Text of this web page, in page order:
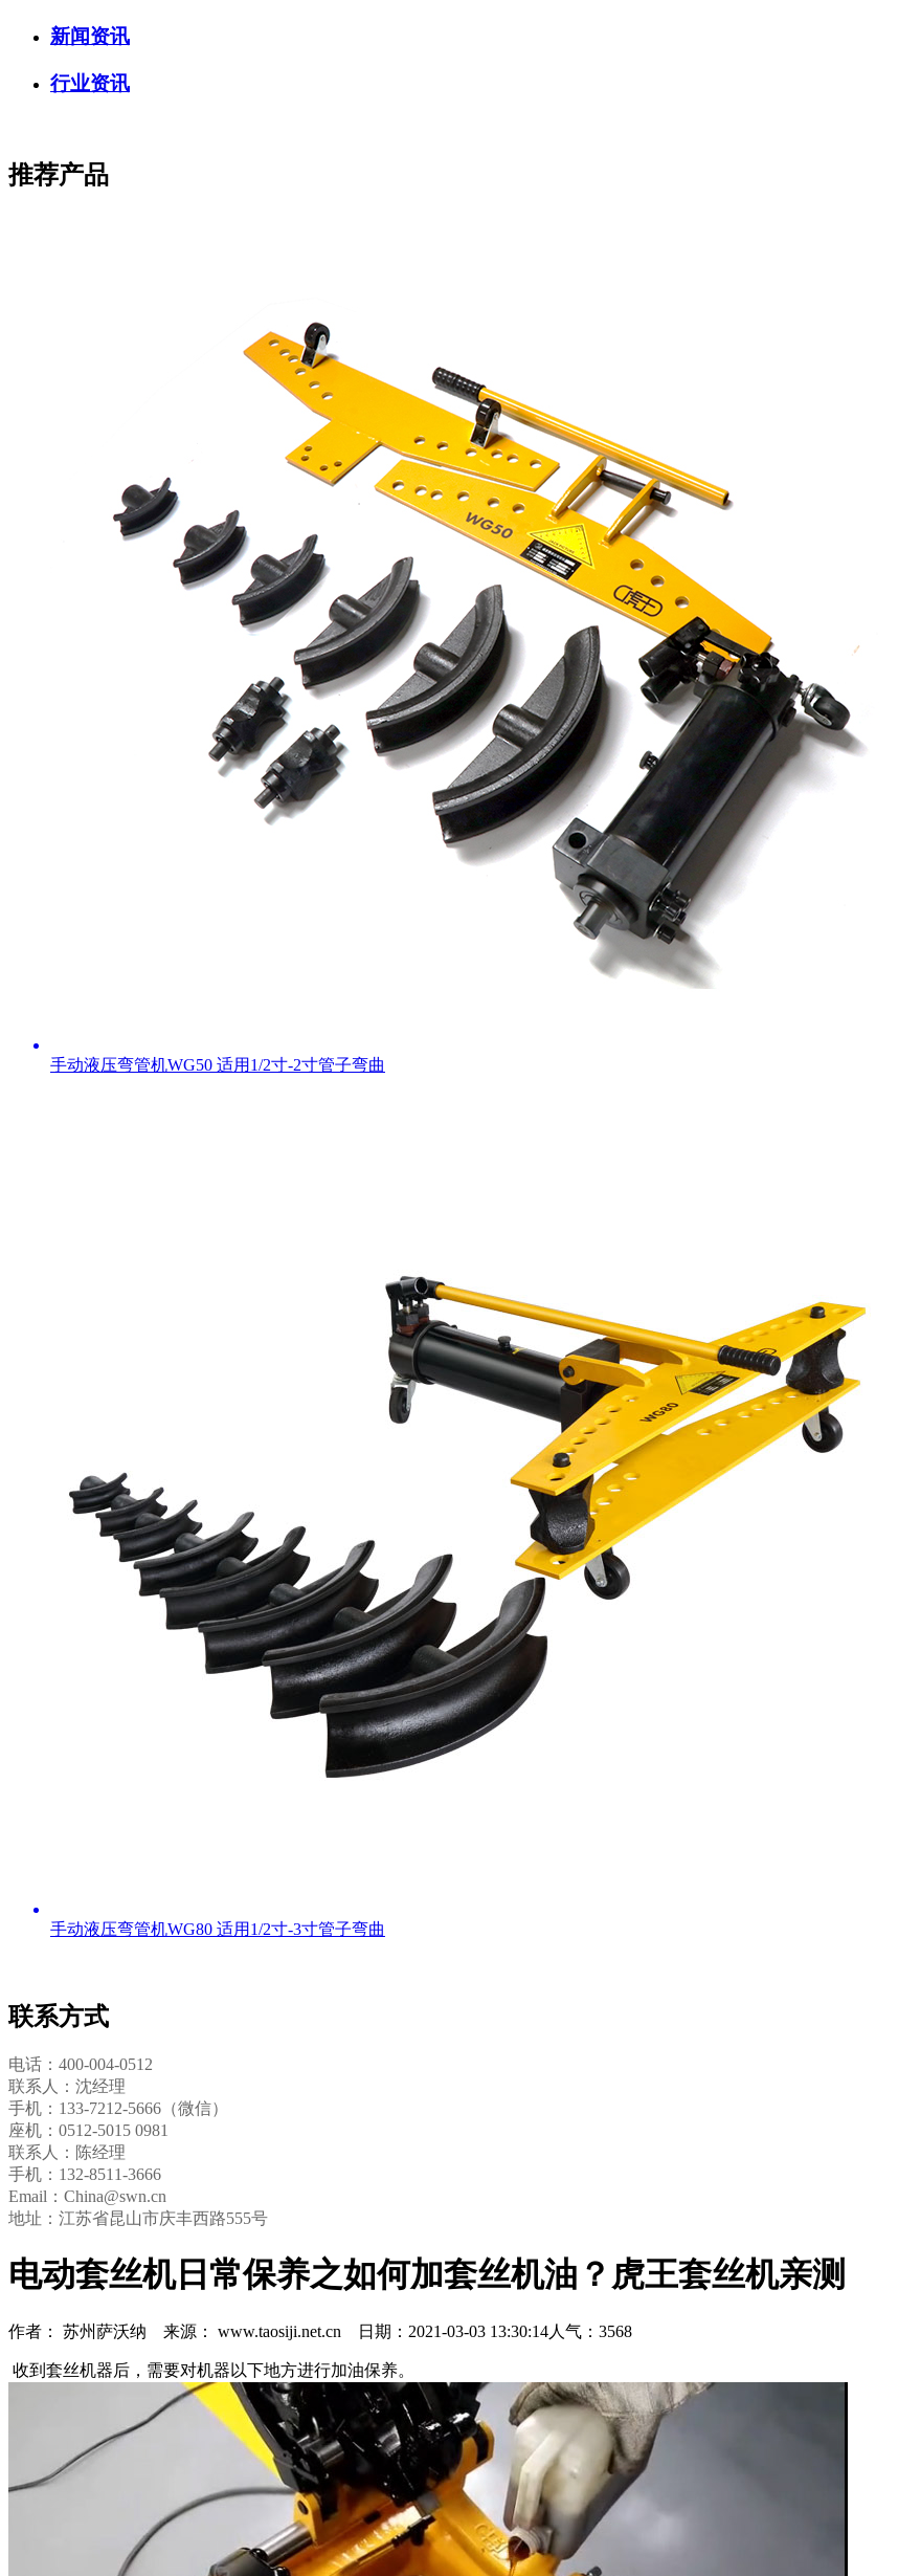
新闻资讯
行业资讯
推荐产品
手动液压弯管机WG50 适用1/2寸-2寸管子弯曲
手动液压弯管机WG80 适用1/2寸-3寸管子弯曲
联系方式
电话：400-004-0512
联系人：沈经理
手机：133-7212-5666（微信）
座机：0512-5015 0981
联系人：陈经理
手机： 132-8511-3666
Email：China@swn.cn
地址：江苏省昆山市庆丰西路555号
电动套丝机日常保养之如何加套丝机油？虎王套丝机亲测
作者： 苏州萨沃纳 来源： www.taosiji.net.cn 日期：2021-03-03 13:30:14人气：3568
收到套丝机器后，需要对机器以下地方进行加油保养。